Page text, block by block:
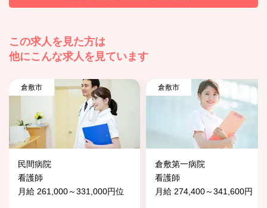
この求人を見た方は
他にこんな求人を見ています
倉敷市
民間病院
看護師
月給 261,000～331,000円位
倉敷市
倉敷第一病院
看護師
月給 274,400～341,600円